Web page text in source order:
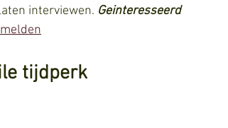
interviewen. Geinteresseerd
melden
tijdperk